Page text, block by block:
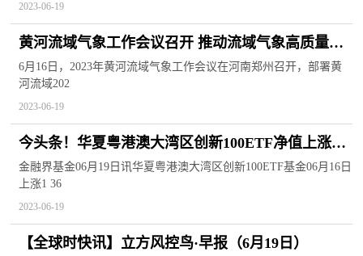
2023-06-19
黄河流域气象工作会议召开 推动流域气象高质量发
展|环球信息
6月16日，2023年黄河流域气象工作会议在河南郑州召开，部署黄
河流域202
2023-06-19
今头条！华夏粤港澳大湾区创新100ETF净值上涨
1.10% 请保持关注
金融界基金06月19日讯华夏粤港澳大湾区创新100ETF基金06月16日
上涨1 36
2023-06-19
【全球时快讯】立方风控鸟·早报（6月19日）